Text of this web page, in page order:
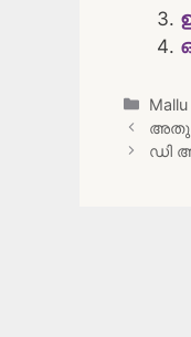
Postഅതു
ഡി